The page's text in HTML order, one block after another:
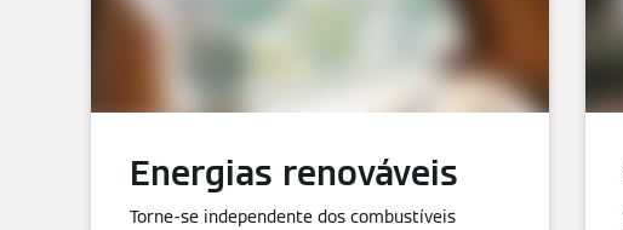
Energias renováveis
Torne-se independente dos combustíveis